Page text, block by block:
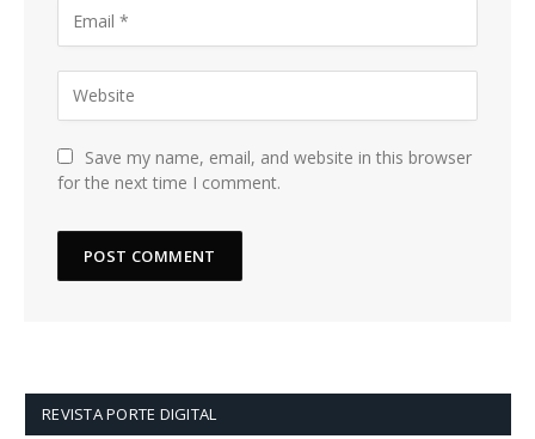
Save my name, email, and website in this browser
for the next time I comment.
REVISTA PORTE DIGITAL